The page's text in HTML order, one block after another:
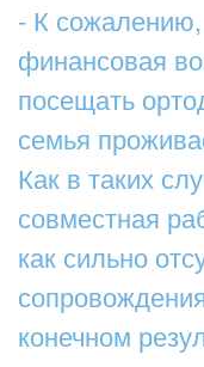
- К сожалению,
финансовая
посещать
семья
Как в таких
совместная
как сильно
конечном